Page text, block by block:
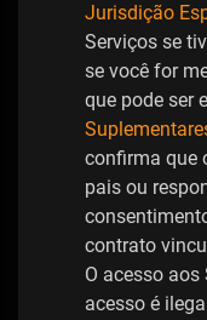
Jurisdição
Serviços se
se você for
que pode ser
confirma que
pais ou
contrato
O acesso
acesso é